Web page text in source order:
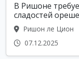
В Ришоне
сладостей
Ришон ле Цион
07.12.2025